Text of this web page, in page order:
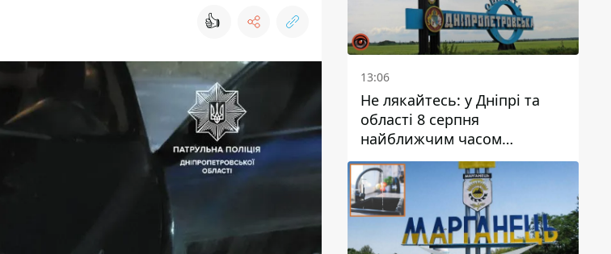
👍
13:06
Не лякайтесь: у Дніпрі та
області 8 серпня
найближчим часом
очікується гроза